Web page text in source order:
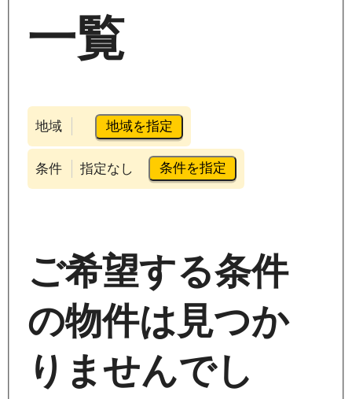
一覧
地域 地域を指定
条件 指定なし 条件を指定
ご希望する条件
の物件は見つか
りませんでし